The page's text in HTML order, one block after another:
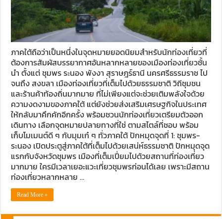
ภาคใต้ถือว่าเป็นหนึ่งในจุดหมายยอดนิยมสำหรับนักท่องเที่ยวที่
ต้องการสัมผัสบรรยากาศอันหลากหลายของเมืองท่องเที่ยวชั้น
นำ ตั้งแต่ ชุมพร ระนอง พังงา สุราษฎร์ธานี นครศรีธรรมราช ไป
จนถึง สงขลา เมืองท่องเที่ยวที่เต็มไปด้วยธรรมชาติ วิถีชุมชน
และร้านค้าท้องถิ่นมากมาย ที่ไม่เพียงแต่จะช่วยเติมพลังใจด้วย
ความงดงามของภาคใต้ แต่ยังช่วยส่งเสริมเศรษฐกิจในประเทศ
ให้กลับมาคึกคักอีกครั้ง พร้อมชวนนักท่องเที่ยวเตรียมตัวออก
เดินทาง เลือกจุดหมายปลายทางที่ใช่ ตามสไตล์ที่ชอบ พร้อม
เก็บโมเมนต์ดี ๆ กับมุมเก๋ ๆ ทั่วภาคใต้ ปักหมุดจุดที่ 1: ชุมพร-
ระนอง เปิดประตูสู่ภาคใต้ที่เต็มไปด้วยเสน่ห์ธรรมชาติ ปักหมุดจุด
แรกกับจังหวัดชุมพร เมืองที่เต็มเปี่ยมไปด้วยสถานที่ท่องเที่ยว
มากมาย ใครมีเวลาเยอะแวะเที่ยวชุมพรก่อนได้เลย เพราะมีสถาน
ท่องเที่ยวหลากหลาย …
Read More »